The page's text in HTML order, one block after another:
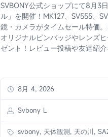
SVBONY公式ショップにて8月3
ル」を開催！MK127、SV555、
鏡・カメラがタイムセール特価
オリジナルピンバッジやレンズ
ゼント！レビュー投稿や友達紹
8月 4, 2026
Svbony L
svbony, 天体観測, 天の川,